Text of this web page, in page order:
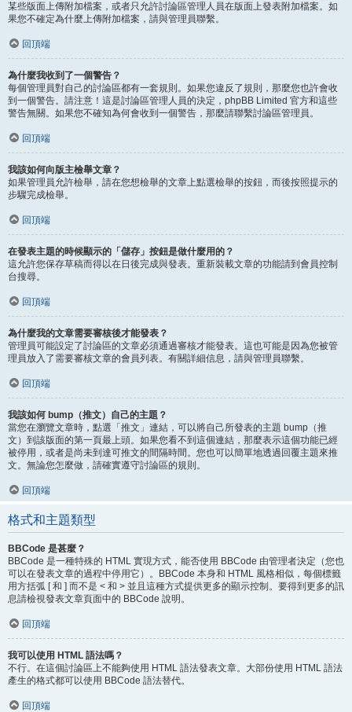
某些版面上傳附加檔案，或者只允許討論區管理人員在版面上發表附加檔案。如
果您不確定為什麼上傳附加檔案，請與管理員聯繫。
回頂端
為什麼我收到了一個警告？
每個管理員對自己的討論區都有一套規則。如果您違反了規則，那麼您也許會收
到一個警告。請注意！這是討論區管理人員的決定，phpBB Limited 官方和這些
警告無關。如果您不確知為何會收到一個警告，那麼請聯繫討論區管理員。
回頂端
我該如何向版主檢舉文章？
如果管理員允許檢舉，請在您想檢舉的文章上點選檢舉的按鈕，而後按照提示的
步驟完成檢舉。
回頂端
在發表主題的時候顯示的「儲存」按鈕是做什麼用的？
這允許您保存草稿而得以在日後完成與發表。重新裝載文章的功能請到會員控制
台搜尋。
回頂端
為什麼我的文章需要審核後才能發表？
管理員可能設定了討論區的文章必須通過審核才能發表。這也可能是因為您被管
理員放入了需要審核文章的會員列表。有關詳細信息，請與管理員聯繫。
回頂端
我該如何 bump（推文）自己的主題？
當您在瀏覽文章時，點選「推文」連結，可以將自己所發表的主題 bump（推
文）到該版面的第一頁最上頭。如果您看不到這個連結，那麼表示這個功能已經
被停用，或者是尚未到達可推文的間隔時間。您也可以簡單地透過回覆主題來推
文。無論您怎麼做，請確實遵守討論區的規則。
回頂端
格式和主題類型
BBCode 是甚麼？
BBCode 是一種特殊的 HTML 實現方式，能否使用 BBCode 由管理者決定（您也
可以在發表文章的過程中停用它）。BBCode 本身和 HTML 風格相似，每個標籤
用方括弧 [ 和 ] 而不是 < 和 > 並且這種方式提供更多的顯示控制。要得到更多的訊
息請檢視發表文章頁面中的 BBCode 說明。
回頂端
我可以使用 HTML 語法嗎？
不行。在這個討論區上不能夠使用 HTML 語法發表文章。大部份使用 HTML 語法
產生的格式都可以使用 BBCode 語法替代。
回頂端